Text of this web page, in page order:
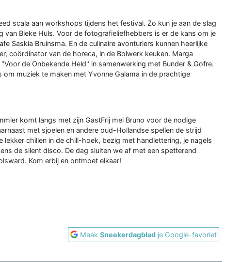
scala aan workshops tijdens het festival. Zo kun je aan de slag
Bieke Huls. Voor de fotografieliefhebbers is er de kans om je
Saskia Bruinsma. En de culinaire avonturiers kunnen heerlijke
coördinator van de horeca, in de Bolwerk keuken. Marga
de Onbekende Held" in samenwerking met Bunder & Gofre.
muziek te maken met Yvonne Galama in de prachtige
komt langs met zijn GastFrij mei Bruno voor de nodige
met sjoelen en andere oud-Hollandse spellen de strijd
lekker chillen in de chill-hoek, bezig met handlettering, je nagels
de silent disco. De dag sluiten we af met een spetterend
Kom erbij en ontmoet elkaar!
MaakSneekerdagblad je Google-favoriet